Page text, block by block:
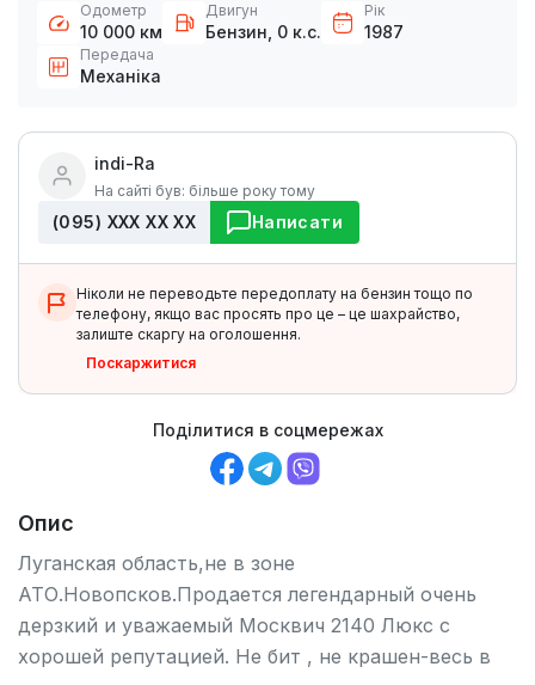
Одометр
10 000 км
Двигун
Бензин, 0 к.с.
Рік
1987
Передача
Механіка
indi-Ra
На сайті був: більше року тому
(095) ХХХ ХХ ХХ Написати
Ніколи не переводьте передоплату на бензин тощо по
телефону, якщо вас просять про це – це шахрайство,
залиште скаргу на оголошення.
Поскаржитися
Поділитися в соцмережах
Опис
Луганская область,не в зоне
АТО.Новопсков.Продается легендарный очень
дерзкий и уважаемый Москвич 2140 Люкс с
хорошей репутацией. Не бит , не крашен-весь в